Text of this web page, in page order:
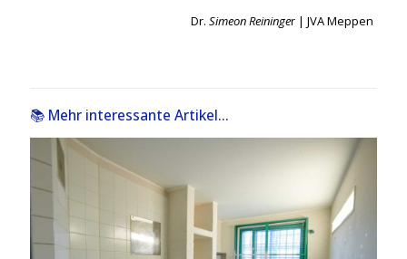
Dr.Simeon Reininger | JVA Meppen
📚 Mehr interessante Artikel...